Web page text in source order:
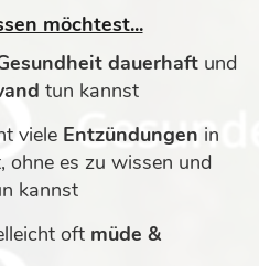
möchtest...
dauerhaft und
tun kannst
viele Entzündungen in
ohne es zu wissen und
kannst
oft müde &